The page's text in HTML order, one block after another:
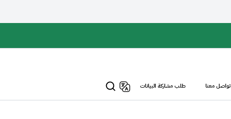
تواصل معنا طلب مشاركة البيانات